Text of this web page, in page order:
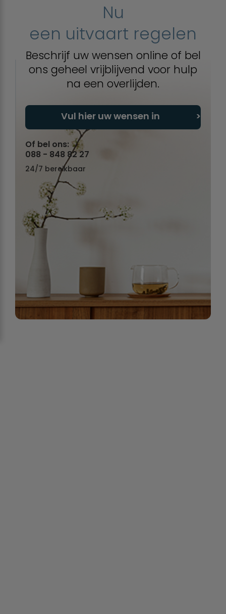
Nu
een uitvaart regelen
Beschrijf uw wensen online of bel
ons geheel vrijblijvend voor hulp
na een overlijden.
Vul hier uw wensen in
Of bel ons:
088 - 848 82 27
24/7 bereikbaar